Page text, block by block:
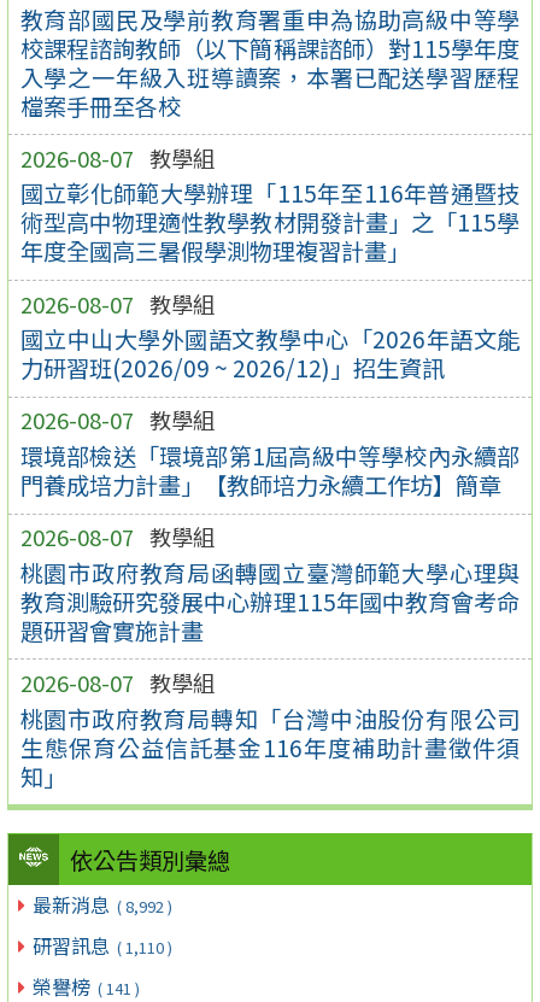
教育部國民及學前教育署重申為協助高級中等學
校課程諮詢教師（以下簡稱課諮師）對115學年度
入學之一年級入班導讀案，本署已配送學習歷程
檔案手冊至各校
2026-08-07 教學組
國立彰化師範大學辦理「115年至116年普通暨技
術型高中物理適性教學教材開發計畫」之「115學
年度全國高三暑假學測物理複習計畫」
2026-08-07 教學組
國立中山大學外國語文教學中心「2026年語文能
力研習班(2026/09 ~ 2026/12)」招生資訊
2026-08-07 教學組
環境部檢送「環境部第1屆高級中等學校內永續部
門養成培力計畫」【教師培力永續工作坊】簡章
2026-08-07 教學組
桃園市政府教育局函轉國立臺灣師範大學心理與
教育測驗研究發展中心辦理115年國中教育會考命
題研習會實施計畫
2026-08-07 教學組
桃園市政府教育局轉知「台灣中油股份有限公司
生態保育公益信託基金116年度補助計畫徵件須
知」
依公告類別彙總
最新消息 ( 8,992 )
研習訊息 ( 1,110 )
榮譽榜 ( 141 )